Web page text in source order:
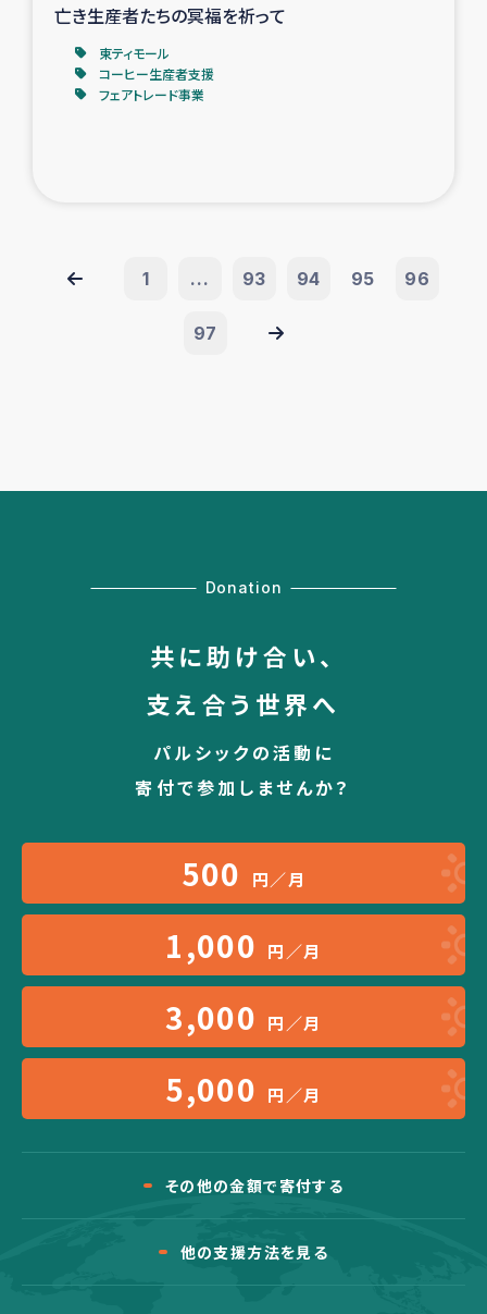
亡き生産者たちの冥福を祈って
東ティモール
コーヒー生産者支援
フェアトレード事業
1 ... 93 94 95 96
97
Donation
共に助け合い、
支え合う世界へ
パルシックの活動に
寄付で参加しませんか？
500 円／月
1,000 円／月
3,000 円／月
5,000 円／月
その他の金額で寄付する
他の支援方法を見る